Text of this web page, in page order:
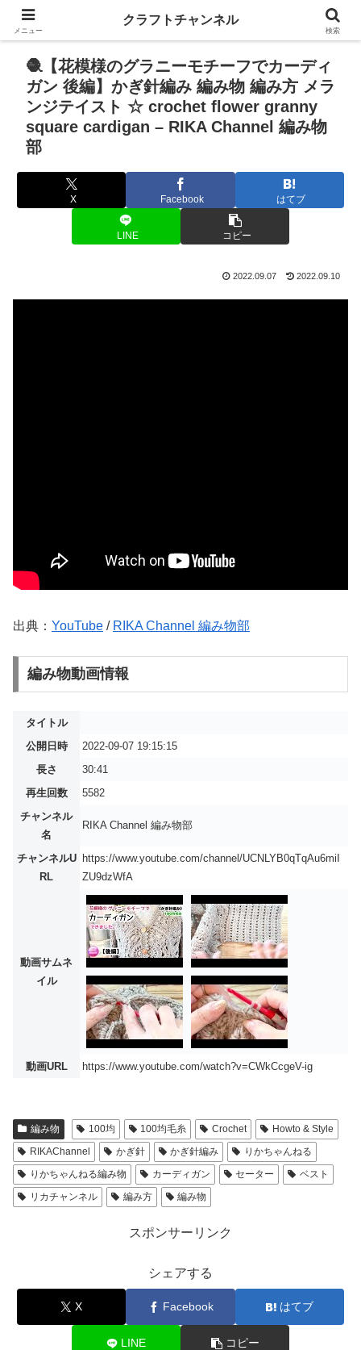
🧶【花模様のグラニーモチーフでカーディ
ガン 後編】かぎ針編み 編み物 編み方 メラ
ンジテイスト ☆ crochet flower granny
square cardigan – RIKA Channel 編み物
部
X Facebook はてブ
LINE コピー
2022.09.07 2022.09.10
出典： YouTube / RIKA Channel 編み物部
編み物動画情報
タイトル
公開日時
2022-09-07 19:15:15
長さ
30:41
再生回数
5582
チャンネル
名
RIKA Channel 編み物部
チャンネルU
RL
https://www.youtube.com/channel/UCNLYB0qTqAu6miI
ZU9dzWfA
動画サムネ
イル
動画URL https://www.youtube.com/watch?v=CWkCcgeV-ig
編み物 100均 100均毛糸 Crochet
Howto & Style
RIKAChannel
かぎ針 かぎ針編み
りかちゃんねる
りかちゃんねる編み物
カーディガン セーター
ベスト
リカチャンネル
編み方 編み物
スポンサーリンク
シェアする
X Facebook はてブ
LINE コピー
メニュー
クラフトチャンネル
検索